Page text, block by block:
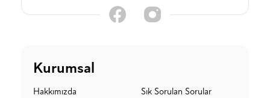
Kurumsal
Hakkımızda
Sık Sorulan Sorular